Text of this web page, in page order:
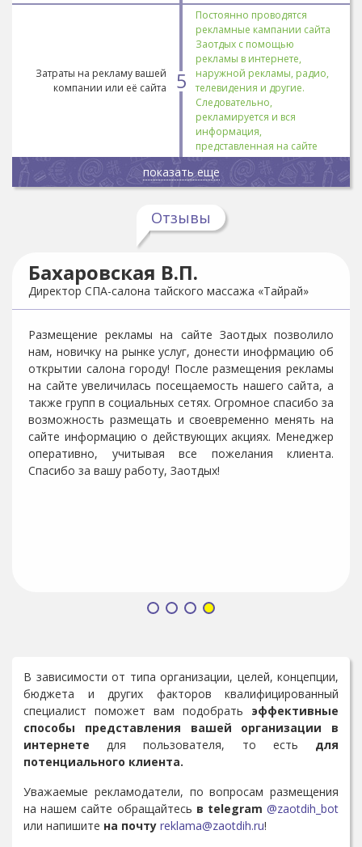
5
Затраты на рекламу вашей
компании или её сайта
Постоянно проводятся
рекламные кампании сайта
Заотдых с помощью
рекламы в интернете,
наружной рекламы, радио,
телевидения и другие.
Следовательно,
рекламируется и вся
информация,
представленная на сайте
показать еще
Отзывы
Бахаровская В.П.
Директор СПА-салона тайского массажа «Тайрай»
Размещение рекламы на сайте Заотдых позволило
нам, новичку на рынке услуг, донести инофрмацию об
открытии салона городу! После размещения рекламы
на сайте увеличилась посещаемость нашего сайта, а
также групп в социальных сетях. Огромное спасибо за
возможность размещать и своевременно менять на
сайте информацию о действующих акциях. Менеджер
оперативно, учитывая все пожелания клиента.
Спасибо за вашу работу, Заотдых!
В зависимости от типа организации, целей, концепции,
бюджета и других факторов квалифицированный
специалист поможет вам подобрать эффективные
способы представления вашей организации в
интернете для пользователя, то есть для
потенциального клиента.
Уважаемые рекламодатели, по вопросам размещения
на нашем сайте обращайтесь в telegram @zaotdih_bot
или напишите на почту reklama@zaotdih.ru!